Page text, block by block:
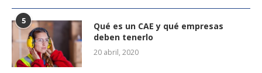
5
Qué es un CAE y qué empresas
deben tenerlo
20 abril, 2020